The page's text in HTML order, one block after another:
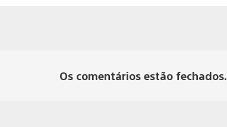
Os comentários estão fechados.